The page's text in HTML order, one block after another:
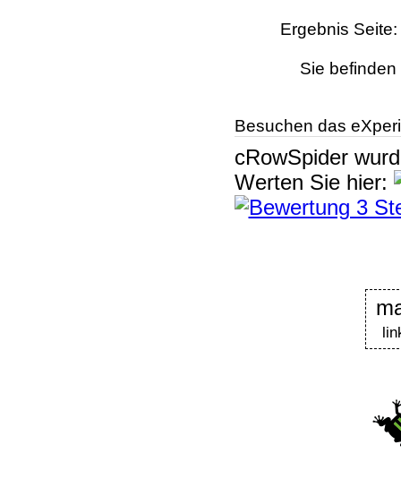
Ergebnis Seite:
Sie
Besuchen das
cRowSpider
Werten Sie hier: